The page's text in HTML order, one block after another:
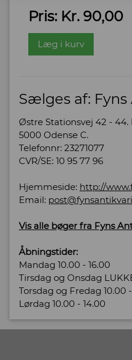
Pris: Kr. 90,00
Læg i kurv
Sælges af:
Østre Stationsvej 42 - 44.
5000 Odense C.
Telefonnr: 23271077
CVR/SE: 10 95 77 96
Hjemmeside: http://
Email:
Vis alle bøger fra Fyns
Åbningstider:
Mandag 10.00 - 16.00
Tirsdag og Onsdag
Torsdag og Fredag 10.00 -
Lørdag 10.00 - 14.00